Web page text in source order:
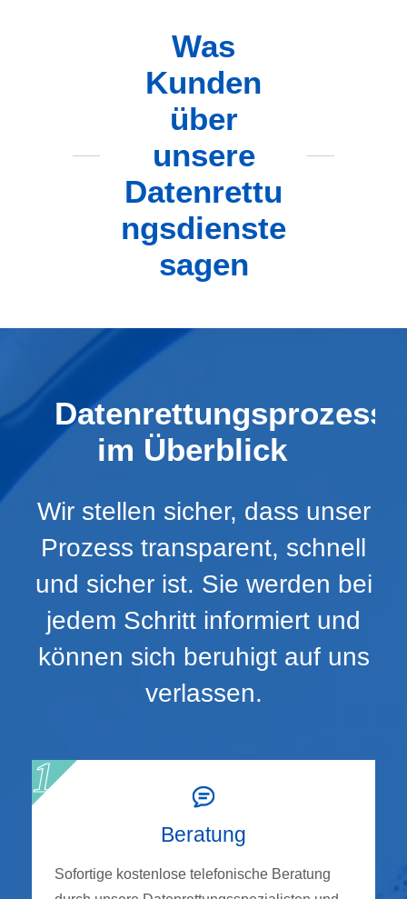
Was
Kunden
über
unsere
Datenrettu
ngsdienste
sagen
Datenrettungsprozess
im Überblick
Wir stellen sicher, dass unser
Prozess transparent, schnell
und sicher ist. Sie werden bei
jedem Schritt informiert und
können sich beruhigt auf uns
verlassen.
Beratung
Sofortige kostenlose telefonische Beratung